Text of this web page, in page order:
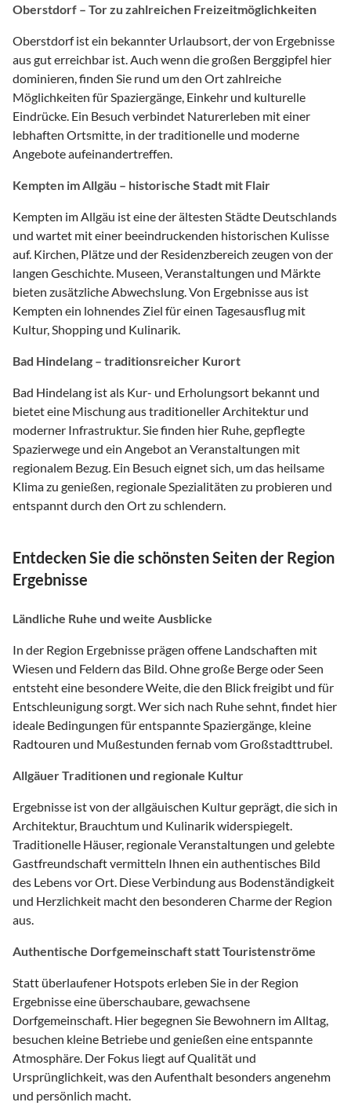
Oberstdorf – Tor zu zahlreichen Freizeitmöglichkeiten
Oberstdorf ist ein bekannter Urlaubsort, der von Ergebnisse
aus gut erreichbar ist. Auch wenn die großen Berggipfel hier
dominieren, finden Sie rund um den Ort zahlreiche
Möglichkeiten für Spaziergänge, Einkehr und kulturelle
Eindrücke. Ein Besuch verbindet Naturerleben mit einer
lebhaften Ortsmitte, in der traditionelle und moderne
Angebote aufeinandertreffen.
Kempten im Allgäu – historische Stadt mit Flair
Kempten im Allgäu ist eine der ältesten Städte Deutschlands
und wartet mit einer beeindruckenden historischen Kulisse
auf. Kirchen, Plätze und der Residenzbereich zeugen von der
langen Geschichte. Museen, Veranstaltungen und Märkte
bieten zusätzliche Abwechslung. Von Ergebnisse aus ist
Kempten ein lohnendes Ziel für einen Tagesausflug mit
Kultur, Shopping und Kulinarik.
Bad Hindelang – traditionsreicher Kurort
Bad Hindelang ist als Kur- und Erholungsort bekannt und
bietet eine Mischung aus traditioneller Architektur und
moderner Infrastruktur. Sie finden hier Ruhe, gepflegte
Spazierwege und ein Angebot an Veranstaltungen mit
regionalem Bezug. Ein Besuch eignet sich, um das heilsame
Klima zu genießen, regionale Spezialitäten zu probieren und
entspannt durch den Ort zu schlendern.
Entdecken Sie die schönsten Seiten der Region
Ergebnisse
Ländliche Ruhe und weite Ausblicke
In der Region Ergebnisse prägen offene Landschaften mit
Wiesen und Feldern das Bild. Ohne große Berge oder Seen
entsteht eine besondere Weite, die den Blick freigibt und für
Entschleunigung sorgt. Wer sich nach Ruhe sehnt, findet hier
ideale Bedingungen für entspannte Spaziergänge, kleine
Radtouren und Mußestunden fernab vom Großstadttrubel.
Allgäuer Traditionen und regionale Kultur
Ergebnisse ist von der allgäuischen Kultur geprägt, die sich in
Architektur, Brauchtum und Kulinarik widerspiegelt.
Traditionelle Häuser, regionale Veranstaltungen und gelebte
Gastfreundschaft vermitteln Ihnen ein authentisches Bild
des Lebens vor Ort. Diese Verbindung aus Bodenständigkeit
und Herzlichkeit macht den besonderen Charme der Region
aus.
Authentische Dorfgemeinschaft statt Touristenströme
Statt überlaufener Hotspots erleben Sie in der Region
Ergebnisse eine überschaubare, gewachsene
Dorfgemeinschaft. Hier begegnen Sie Bewohnern im Alltag,
besuchen kleine Betriebe und genießen eine entspannte
Atmosphäre. Der Fokus liegt auf Qualität und
Ursprünglichkeit, was den Aufenthalt besonders angenehm
und persönlich macht.